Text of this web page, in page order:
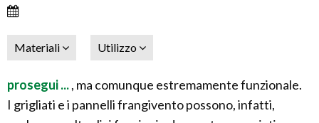
Materiali Utilizzo
prosegui ..., ma comunque estremamente funzionale.
I grigliati e i pannelli frangivento possono, infatti,